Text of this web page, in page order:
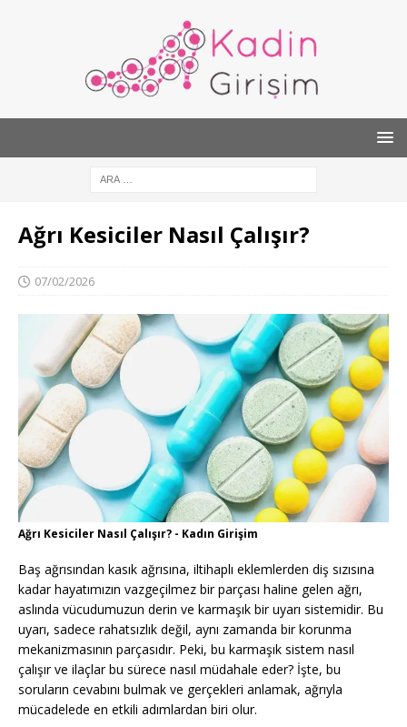
Ağrı Kesiciler Nasıl Çalışır?
07/02/2026
Ağrı Kesiciler Nasıl Çalışır? - Kadın Girişim
Baş ağrısından kasık ağrısına, iltihaplı eklemlerden diş sızısına
kadar hayatımızın vazgeçilmez bir parçası haline gelen ağrı,
aslında vücudumuzun derin ve karmaşık bir uyarı sistemidir. Bu
uyarı, sadece rahatsızlık değil, aynı zamanda bir korunma
mekanizmasının parçasıdır. Peki, bu karmaşık sistem nasıl
çalışır ve ilaçlar bu sürece nasıl müdahale eder? İşte, bu
soruların cevabını bulmak ve gerçekleri anlamak, ağrıyla
mücadelede en etkili adımlardan biri olur.